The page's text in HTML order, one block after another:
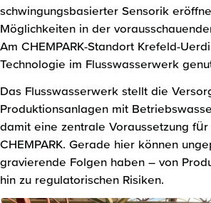
schwingungsbasierter Sensorik
Möglichkeiten in der
Am CHEMPARK-Standort Krefeld-
Technologie im Flusswasserwerk
Das Flusswasserwerk stellt die
Produktionsanlagen mit
damit eine zentrale Voraussetzung
CHEMPARK. Gerade hier können
gravierende Folgen haben – von
hin zu regulatorischen Risiken.